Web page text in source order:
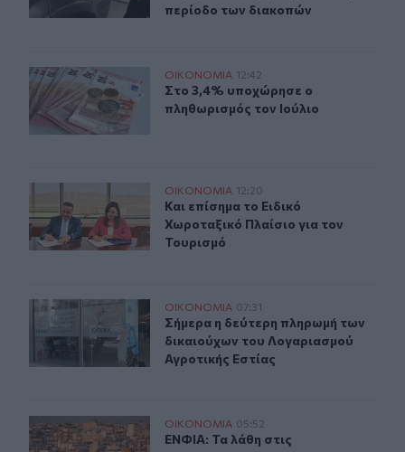
περίοδο των διακοπών
Στο 3,4% υποχώρησε ο πληθωρισμός τον Ιούλιο
ΟΙΚΟΝΟΜΙΑ 12:42
Στο 3,4% υποχώρησε ο
Στο 3,4% υποχώρησε ο
πληθωρισμός τον Ιούλιο
Και επίσημα το Ειδικό Χωροταξικό Πλαίσιο για τον
ΟΙΚΟΝΟΜΙΑ 12:20
Και επίσημα το Ειδικό Χωροταξικό
Και επίσημα το Ειδικό
Χωροταξικό Πλαίσιο για τον
Τουρισμό
Σήμερα η δεύτερη πληρωμή των δικαιούχων του
ΟΙΚΟΝΟΜΙΑ 07:31
Σήμερα η δεύτερη πληρωμή των
Σήμερα η δεύτερη πληρωμή των
δικαιούχων του Λογαριασμού
Αγροτικής Εστίας
ΕΝΦΙΑ: Τα λάθη στις μεταβιβάσεις που φέρνουν
ΟΙΚΟΝΟΜΙΑ 05:52
ΕΝΦΙΑ: Τα λάθη στις
ΕΝΦΙΑ: Τα λάθη στις